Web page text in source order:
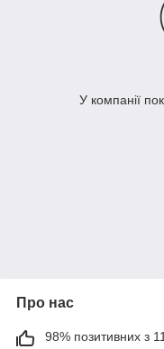
У компанії
Про нас
98% позитивних з